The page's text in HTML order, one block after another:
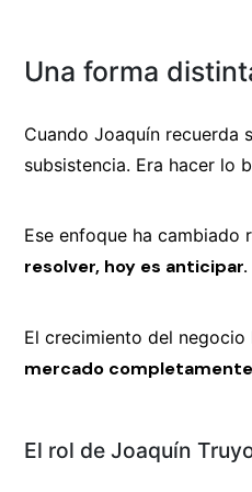
Una forma
Cuando Joaquín recuerda
subsistencia. Era hacer lo
Ese enfoque ha cambiado
resolver, hoy es anticipar.
El crecimiento del
mercado
El rol de Joaquín